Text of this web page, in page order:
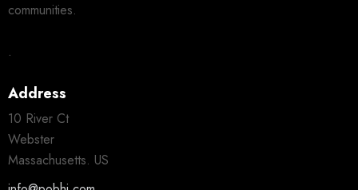
communities.
.
Address
10 River Ct
Webster
Massachusetts. US